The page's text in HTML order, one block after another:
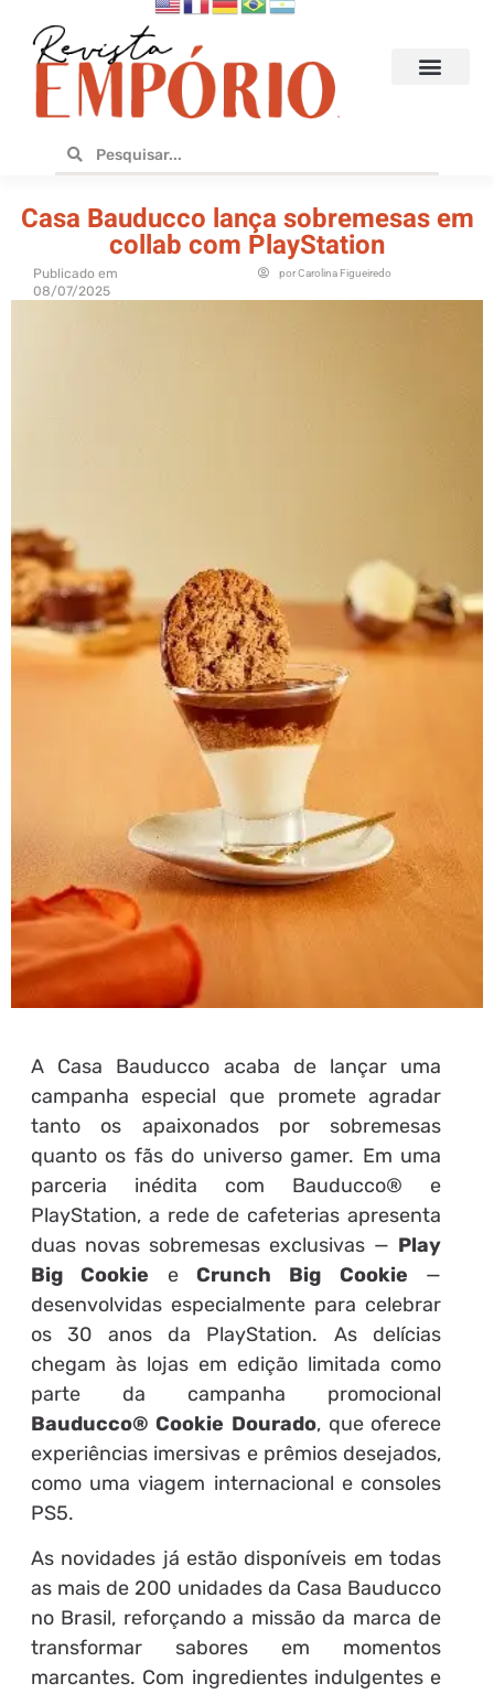
Casa Bauducco lança sobremesas em
collab com PlayStation
Publicado em
08/07/2025
porCarolina Figueiredo
A Casa Bauducco acaba de lançar uma
campanha especial que promete agradar
tanto os apaixonados por sobremesas
quanto os fãs do universo gamer. Em uma
parceria inédita com Bauducco® e
PlayStation, a rede de cafeterias apresenta
duas novas sobremesas exclusivas — Play
Big Cookie eCrunch Big Cookie —
desenvolvidas especialmente para celebrar
os 30 anos da PlayStation. As delícias
chegam às lojas em edição limitada como
parte da campanha promocional
Bauducco® Cookie Dourado, que oferece
experiências imersivas e prêmios desejados,
como uma viagem internacional e consoles
PS5.
As novidades já estão disponíveis em todas
as mais de 200 unidades da Casa Bauducco
no Brasil, reforçando a missão da marca de
transformar sabores em momentos
marcantes. Com ingredientes indulgentes e